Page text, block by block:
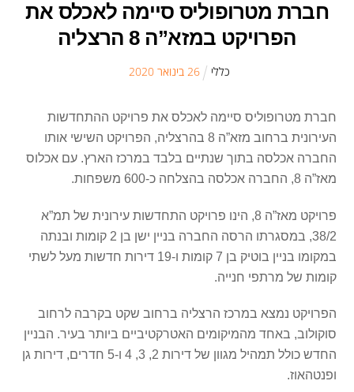
חברת מטרופוליס סיימה לאכלס את
הפרויקט במזא”ה 8 הרצליה
כללי 26בינואר 2020
חברת מטרופוליס סיימה לאכלס את פרויקט ההתחדשות
העירונית ברחוב מזא”ה 8 בהרצליה, הפרויקט השישי אותו
החברה אכלסה בתוך שנתיים בלבד במרכז הארץ. עם אכלוס
מאז”ה 8, החברה אכלסה בהצלחה כ-600 משפחות.
פרויקט מאז”ה 8, הינו פרויקט התחדשות עירונית של תמ”א
38/2, במסגרתו הרסה החברה בניין ישן בן 2 קומות ובנתה
במקומו בניין בוטיק בן 7 קומות ו-19 דירות חדשות מעל לשתי
קומות של מרתפי חנייה.
הפרויקט נמצא במרכז הרצליה ברחוב שקט בקרבה לרחוב
סוקולוב, באחד מהמיקומים האטרקטיביים ביותר בעיר. הבניין
החדש כולל תמהיל מגוון של דירות 2, 3, 4 ו-5 חדרים, דירות גן
ופנטהאוז.